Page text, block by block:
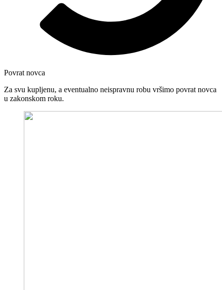
Povrat novca
Za svu kupljenu, a eventualno neispravnu robu vršimo povrat novca
u zakonskom roku.